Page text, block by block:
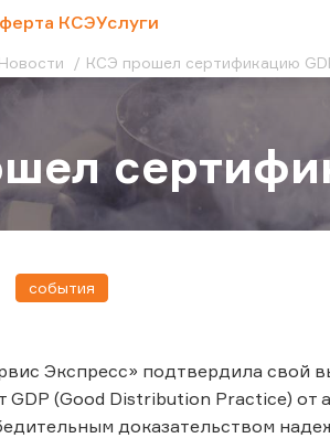
КСЭУслуги
Новости КСЭ прошел сертификацию
события
Экспресс» подтвердила свой
GDP (Good Distribution Practice) от
доказательством